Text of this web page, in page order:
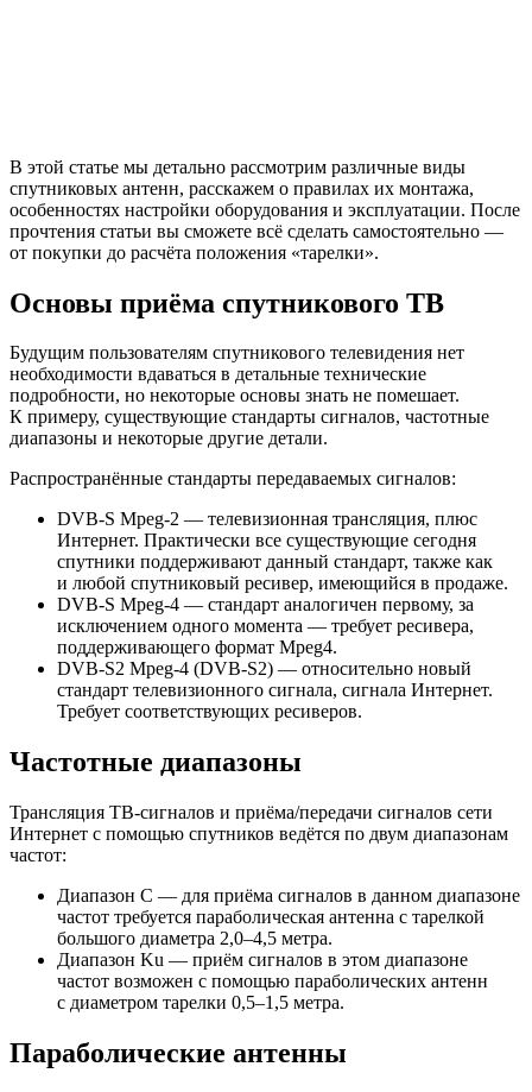
В этой статье мы детально рассмотрим различные виды
спутниковых антенн, расскажем о правилах их монтажа,
особенностях настройки оборудования и эксплуатации. После
прочтения статьи вы сможете всё сделать самостоятельно —
от покупки до расчёта положения «тарелки».
Основы приёма спутникового ТВ
Будущим пользователям спутникового телевидения нет
необходимости вдаваться в детальные технические
подробности, но некоторые основы знать не помешает.
К примеру, существующие стандарты сигналов, частотные
диапазоны и некоторые другие детали.
Распространённые стандарты передаваемых сигналов:
DVB-S Mpeg-2 — телевизионная трансляция, плюс
Интернет. Практически все существующие сегодня
спутники поддерживают данный стандарт, также как
и любой спутниковый ресивер, имеющийся в продаже.
DVB-S Mpeg-4 — стандарт аналогичен первому, за
исключением одного момента — требует ресивера,
поддерживающего формат Mpeg4.
DVB-S2 Mpeg-4 (DVB-S2) — относительно новый
стандарт телевизионного сигнала, сигнала Интернет.
Требует соответствующих ресиверов.
Частотные диапазоны
Трансляция ТВ-сигналов и приёма/передачи сигналов сети
Интернет с помощью спутников ведётся по двум диапазонам
частот:
Диапазон С — для приёма сигналов в данном диапазоне
частот требуется параболическая антенна с тарелкой
большого диаметра 2,0–4,5 метра.
Диапазон Ku — приём сигналов в этом диапазоне
частот возможен с помощью параболических антенн
с диаметром тарелки 0,5–1,5 метра.
Параболические антенны